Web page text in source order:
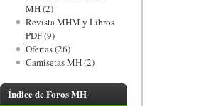
MH (2)
Revista MHM y Libros
PDF (9)
Ofertas (26)
Camisetas MH (2)
Índice de Foros MH